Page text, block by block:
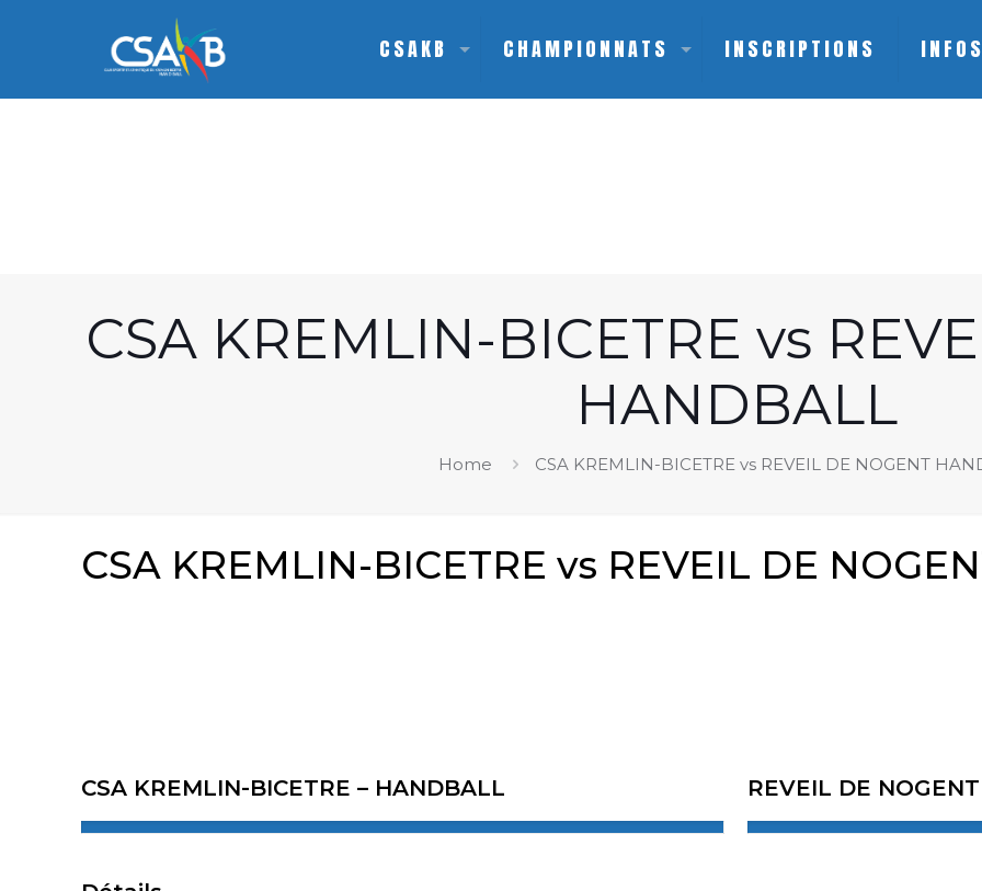
CSAKB CHAMPIONNATS INSCRIPTIONS
CSA KREMLIN-BICETRE vs
HANDBALL
Home CSA KREMLIN-BICETRE vs REVEIL DE NOGENT
CSA KREMLIN-BICETRE vs REVEIL DE
CSA KREMLIN-BICETRE – HANDBALL REVEIL DE